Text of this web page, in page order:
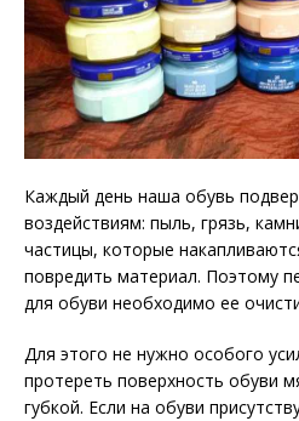
Каждый день наша обувь
воздействиям: пыль, грязь,
частицы, которые
повредить материал. Поэтому
для обуви необходимо ее
Для этого не нужно особого
протереть поверхность обуви
губкой. Если на обуви